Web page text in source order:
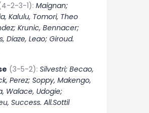
2-3-1): Maignan;
Kalulu, Tomori, Theo
Krunic, Bennacer;
Diaze, Leao; Giroud.
(3-5-2): Silvestri; Becao,
Perez; Soppy, Makengo,
Walace, Udogie;
Success. All.Sottil